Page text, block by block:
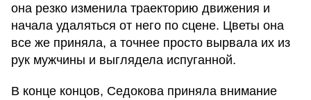
она резко изменила траекторию движения и
начала удаляться от него по сцене. Цветы она
все же приняла, а точнее просто вырвала их из
рук мужчины и выглядела испуганной.
В конце концов, Седокова приняла внимание